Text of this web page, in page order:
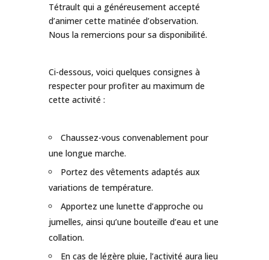
Tétrault qui a généreusement accepté
d’animer cette matinée d’observation.
Nous la remercions pour sa disponibilité.
Ci-dessous, voici quelques consignes à
respecter pour profiter au maximum de
cette activité :
Chaussez-vous convenablement pour
une longue marche.
Portez des vêtements adaptés aux
variations de température.
Apportez une lunette d’approche ou
jumelles, ainsi qu’une bouteille d’eau et une
collation.
En cas de légère pluie, l’activité aura lieu